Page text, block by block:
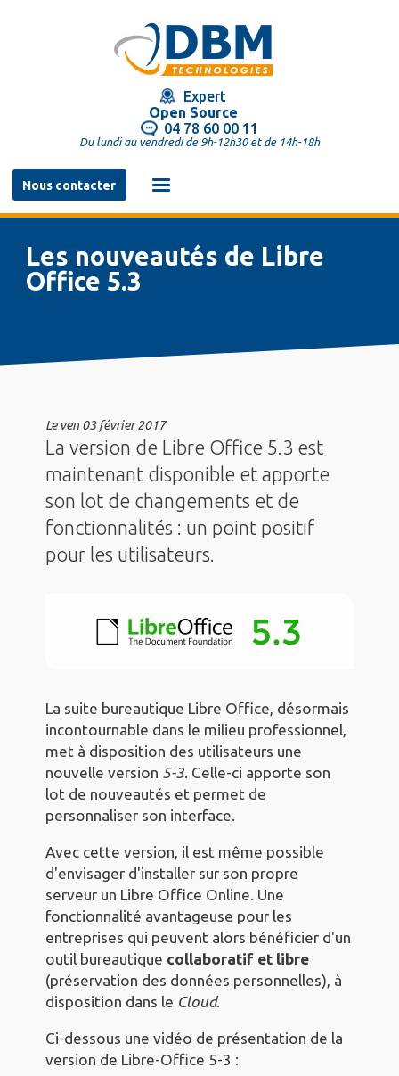
Expert
Open Source
04 78 60 00 11
Du lundi au vendredi de 9h-12h30 et de 14h-18h
Nous contacter
Navigation
principale
Les nouveautés de Libre
Office 5.3
Leven 03 février 2017
La version de Libre Office 5.3 est
maintenant disponible et apporte
son lot de changements et de
fonctionnalités : un point positif
pour les utilisateurs.
La suite bureautique Libre Office, désormais
incontournable dans le milieu professionnel,
met à disposition des utilisateurs une
nouvelle version 5-3 . Celle-ci apporte son
lot de nouveautés et permet de
personnaliser son interface.
Avec cette version, il est même possible
d'envisager d'installer sur son propre
serveur un Libre Office Online. Une
fonctionnalité avantageuse pour les
entreprises qui peuvent alors bénéficier d'un
outil bureautique collaboratif et libre
(préservation des données personnelles), à
disposition dans le Cloud.
Ci-dessous une vidéo de présentation de la
version de Libre-Office 5-3 :